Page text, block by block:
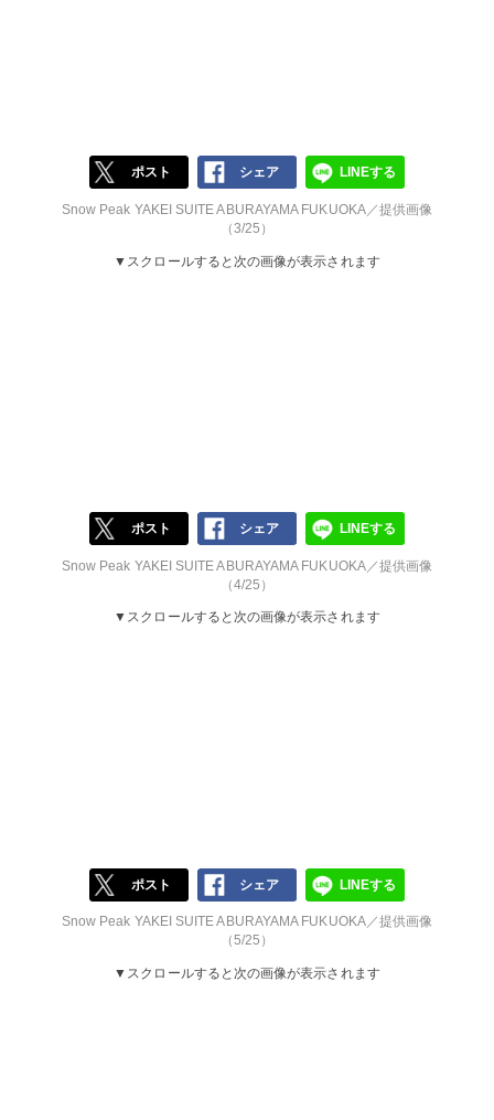
ポスト シェア LINEする
Snow Peak YAKEI SUITE ABURAYAMA FUKUOKA／提供画像
（3/25）
▼スクロールすると次の画像が表示されます
ポスト シェア LINEする
Snow Peak YAKEI SUITE ABURAYAMA FUKUOKA／提供画像
（4/25）
▼スクロールすると次の画像が表示されます
ポスト シェア LINEする
Snow Peak YAKEI SUITE ABURAYAMA FUKUOKA／提供画像
（5/25）
▼スクロールすると次の画像が表示されます